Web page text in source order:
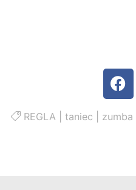
REGLA |taniec zumba